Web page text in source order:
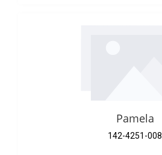
Pamela
142-4251-008